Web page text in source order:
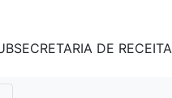
DE RECEITA